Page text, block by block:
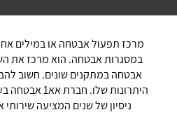
מרכז תפעול אבטחה או במילים
במסגרות אבטחה. הוא מרכז את
אבטחה במתקנים שונים. חשוב
היתרונות
ניסיון של שנים המציעה